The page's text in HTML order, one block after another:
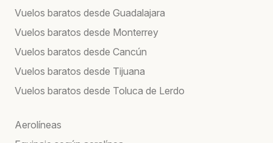
Vuelos baratos desde Guadalajara
Vuelos baratos desde Monterrey
Vuelos baratos desde Cancún
Vuelos baratos desde Tijuana
Vuelos baratos desde Toluca de Lerdo
Aerolíneas